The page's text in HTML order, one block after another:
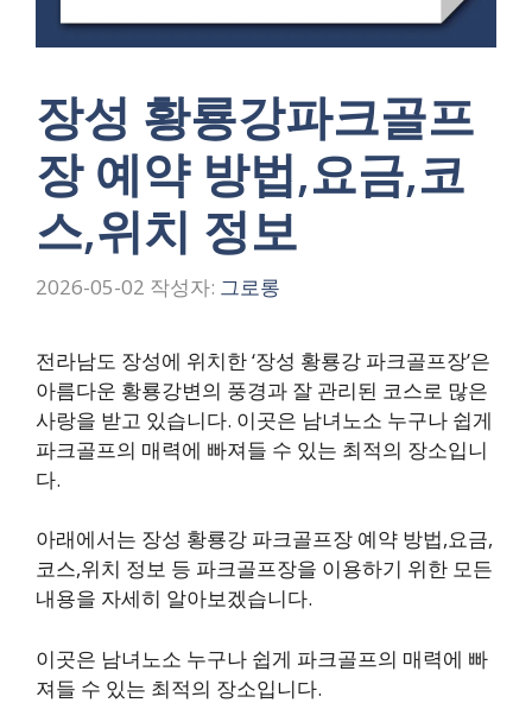
장성 황룡강파크골프
장 예약 방법,요금,코
스,위치 정보
2026-05-02 작성자: 그로롱
전라남도 장성에 위치한 ‘장성 황룡강 파크골프장’은
아름다운 황룡강변의 풍경과 잘 관리된 코스로 많은
사랑을 받고 있습니다. 이곳은 남녀노소 누구나 쉽게
파크골프의 매력에 빠져들 수 있는 최적의 장소입니
다.
아래에서는 장성 황룡강 파크골프장 예약 방법,요금,
코스,위치 정보 등 파크골프장을 이용하기 위한 모든
내용을 자세히 알아보겠습니다.
이곳은 남녀노소 누구나 쉽게 파크골프의 매력에 빠
져들 수 있는 최적의 장소입니다.